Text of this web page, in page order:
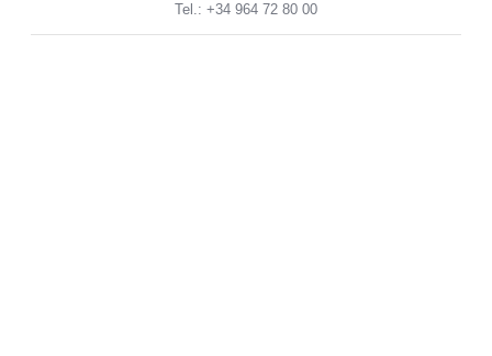
Tel.: +34 964 72 80 00